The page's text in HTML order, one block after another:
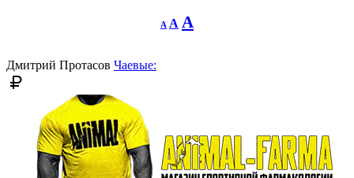
A
Decrease
font
A Reset
font
A
Дмитрий Протасов Чаевые: